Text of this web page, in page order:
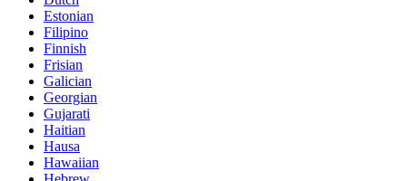
Estonian
Filipino
Finnish
Frisian
Galician
Georgian
Gujarati
Haitian
Hausa
Hawaiian